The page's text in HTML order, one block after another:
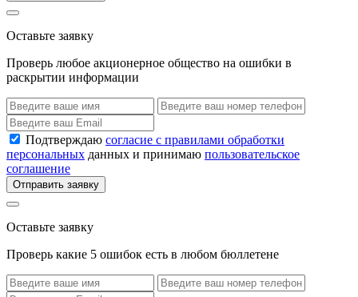
Оставьте заявку
Проверь любое акционерное общество на ошибки в
раскрытии информации
Подтверждаю согласие с правилами обработки
персональных данных и принимаю пользовательское
соглашение
Отправить заявку
Оставьте заявку
Проверь какие 5 ошибок есть в любом бюллетене